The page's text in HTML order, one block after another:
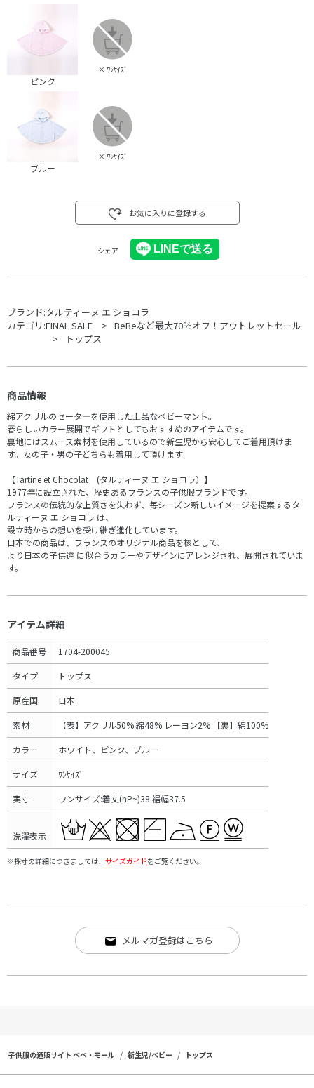
ピンク
× ﾜﾝｻｲｽﾞ
ブルー
× ﾜﾝｻｲｽﾞ
お気に入りに登録する
シェア
ブランド:タルティーヌ エ ショコラ
カテゴリ:FINAL SALE
BeBeなど最大70％オフ！アウトレットセール
トップス
商品情報
綿アクリルのセータ―を使用した上品なベビーマント。
春らしいカラー展開でギフトとしてもおすすめのアイテムです。
裏地にはスムース素材を使用しているので新生児から安心してご着用頂けま
す。女の子・男の子どちらも着用して頂けます.
【Tartine et Chocolat (タルティーヌ エ ショコラ）】
1977年に設立された、歴史あるフランスの子供服ブランドです。
フランスの伝統的な上質さを失わず、毎シーズン新しいイメージを提案するタ
ルティーヌ エ ショコラ は、
設立時からの想いを受け継ぎ進化しています。
日本での商品は、フランスのオリジナル商品を核として、
より日本の子供達 に似合うカラーやデザインにアレンジされ、展開されていま
す。
アイテム詳細
商品番号 1704-200045
タイプ トップス
原産国 日本
素材 【表】アクリル50% 綿48% レーヨン2% 【裏】綿100%
カラー ホワイト、ピンク、ブルー
サイズ ﾜﾝｻｲｽﾞ
実寸 ワンサイズ:着丈(nP~)38 裾幅37.5
洗濯表示
※採寸の詳細につきましては、 サイズガイドをご覧ください。
メルマガ登録はこちら
子供服の通販サイト ベベ・モール 新生児/ベビー トップス